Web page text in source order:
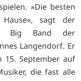
»Die besten
sagt der
Big Band der
Langendorf. Er
15. September auf
die fast alle